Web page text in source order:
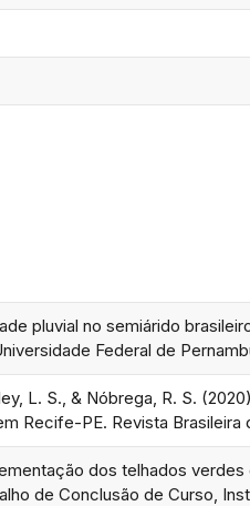
pluvial no semiárido
Federal de
L. S., & Nóbrega, R. S.
Recife-PE. Revista Brasileira
dos telhados
de Conclusão de Curso,